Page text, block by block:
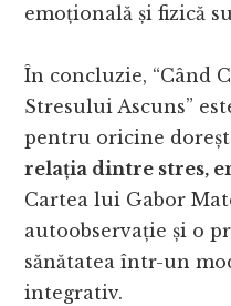
emoțională și fizică
În concluzie, “Când
Stresului Ascuns”
pentru oricine
relația dintre stres,
Cartea lui Gabor
autoobservație și o
sănătatea într-un
integrativ.